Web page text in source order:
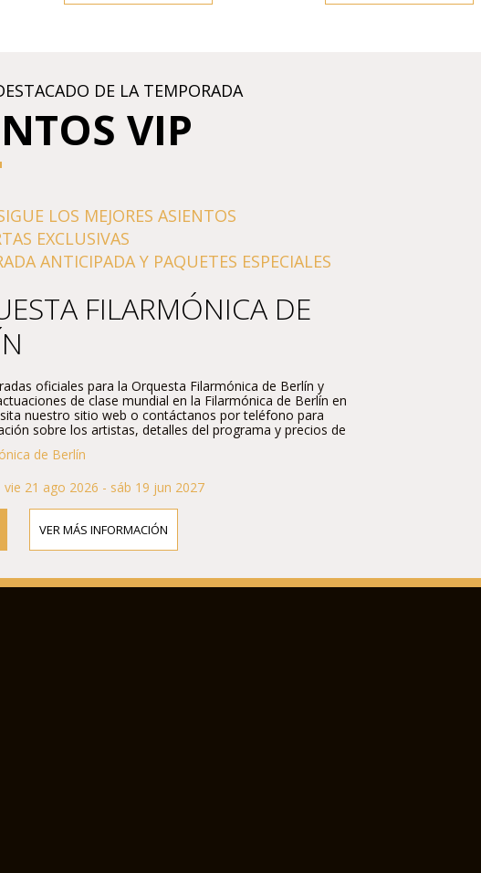
DE LA TEMPORADA
VIP
LOS MEJORES ASIENTOS
EXCLUSIVAS
ANTICIPADA Y PAQUETES ESPECIALES
FILARMÓNICA DE
oficiales para la Orquesta Filarmónica de Berlín y
de clase mundial en la Filarmónica de Berlín en
nuestro sitio web o contáctanos por teléfono para
sobre los artistas, detalles del programa y precios de
de Berlín
vie 21 ago 2026 - sáb 19 jun 2027
VER MÁS INFORMACIÓN